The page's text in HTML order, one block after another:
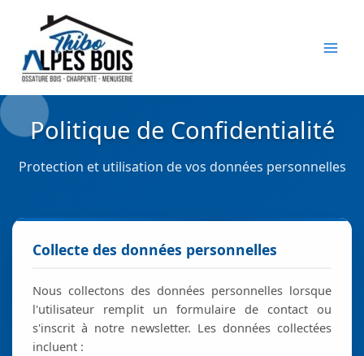
contenu
Politique de Confidentialité
Protection et utilisation de vos données personnelles
Collecte des données personnelles
Nous collectons des données personnelles lorsque
l'utilisateur remplit un formulaire de contact ou
s'inscrit à notre newsletter. Les données collectées
incluent :